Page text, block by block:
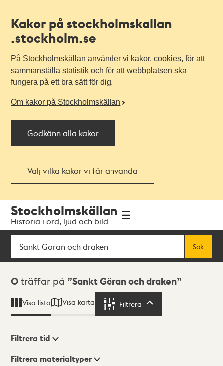
Kakor på stockholmskallan
.stockholm.se
På Stockholmskällan använder vi kakor, cookies, för att
sammanställa statistik och för att webbplatsen ska
fungera på ett bra sätt för dig.
Om kakor på Stockholmskällan
Godkänn alla kakor
Välj vilka kakor vi får använda
navigationen
huvudinnehållet
Stockholmskällan
Historia i ord, ljud och bild
Sök
Sök
Sökresultat
0 träffar på Sankt Göran och draken
Visa lista Visa karta Filtrera
Visningsläge
Filtrera tid
Filtrera materialtyper